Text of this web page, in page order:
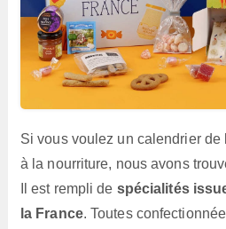
Si vous voulez un calendrier de
à la nourriture, nous avons
Il est rempli de spécialités
la France. Toutes